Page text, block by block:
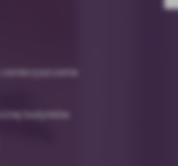
budynków